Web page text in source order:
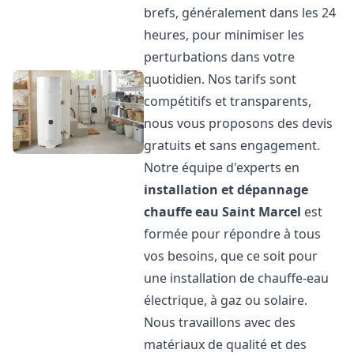
brefs, généralement dans les 24
heures, pour minimiser les
perturbations dans votre
quotidien. Nos tarifs sont
compétitifs et transparents,
nous vous proposons des devis
gratuits et sans engagement.
Notre équipe d'experts en
installation et dépannage
chauffe eau Saint Marcel est
formée pour répondre à tous
vos besoins, que ce soit pour
une installation de chauffe-eau
électrique, à gaz ou solaire.
Nous travaillons avec des
matériaux de qualité et des